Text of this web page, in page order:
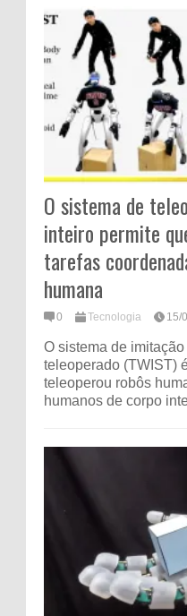
O sistema de
inteiro permite
tarefas
humana
0 Tecnologia 15/
O sistema de
teleoperado (TWIST)
teleoperou robôs
humanos de corpo